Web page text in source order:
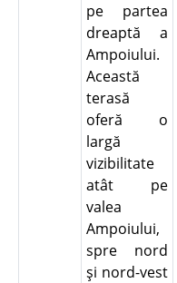
pe partea
dreaptă a
Ampoiului.
Această
terasă
oferă o
largă
vizibilitate
atât pe
valea
Ampoiului,
spre nord
şi nord-vest